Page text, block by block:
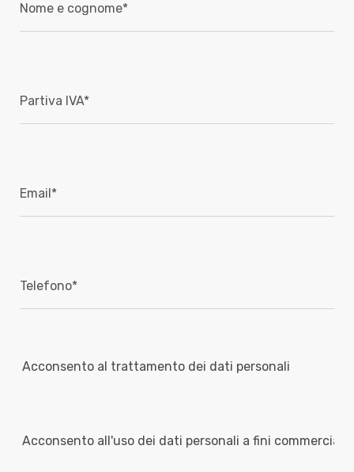
Acconsento al trattamento dei dati personali
Acconsento all'uso dei dati personali a fini commerciali